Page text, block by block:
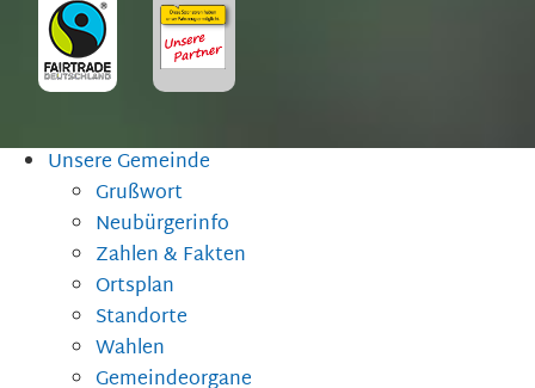
Unsere Gemeinde
Grußwort
Neubürgerinfo
Zahlen & Fakten
Ortsplan
Standorte
Wahlen
Gemeindeorgane